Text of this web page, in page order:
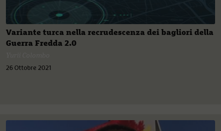
Variante turca nella recrudescenza dei bagliori della
Guerra Fredda 2.0
26 Ottobre 2021